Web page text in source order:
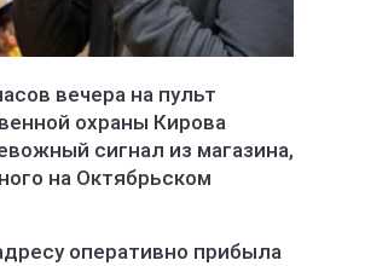
вечера на пульт
охраны Кирова
сигнал из магазина,
на Октябрьском
оперативно прибыла